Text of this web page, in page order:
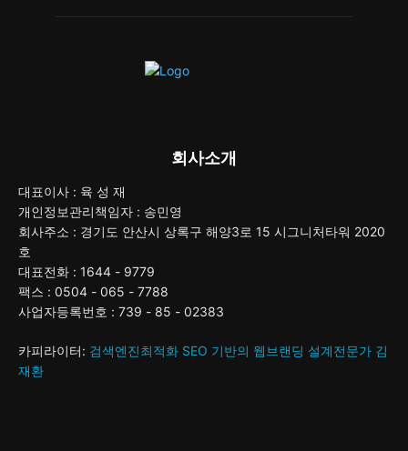
회사소개
대표이사 : 육 성 재
개인정보관리책임자 : 송민영
회사주소 : 경기도 안산시 상록구 해양3로 15 시그니처타워 2020
호
대표전화 : 1644 - 9779
팩스 : 0504 - 065 - 7788
사업자등록번호 : 739 - 85 - 02383
카피라이터: 검색엔진최적화 SEO 기반의 웹브랜딩 설계전문가 김
재환